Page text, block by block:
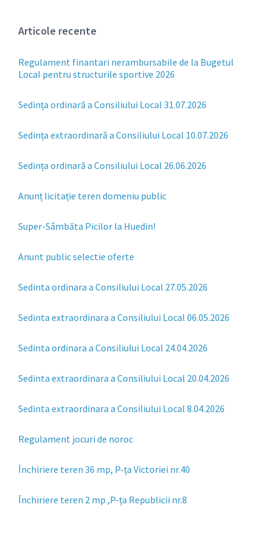
Articole recente
Regulament finantari nerambursabile de la Bugetul
Local pentru structurile sportive 2026
Sedința ordinară a Consiliului Local 31.07.2026
Sedința extraordinară a Consiliului Local 10.07.2026
Sedința ordinară a Consiliului Local 26.06.2026
Anunț licitație teren domeniu public
Super-Sâmbăta Picilor la Huedin!
Anunt public selectie oferte
Sedinta ordinara a Consiliului Local 27.05.2026
Sedinta extraordinara a Consiliului Local 06.05.2026
Sedinta ordinara a Consiliului Local 24.04.2026
Sedinta extraordinara a Consiliului Local 20.04.2026
Sedinta extraordinara a Consiliului Local 8.04.2026
Regulament jocuri de noroc
Închiriere teren 36 mp, P-ța Victoriei nr.40
Închiriere teren 2 mp ,P-ța Republicii nr.8